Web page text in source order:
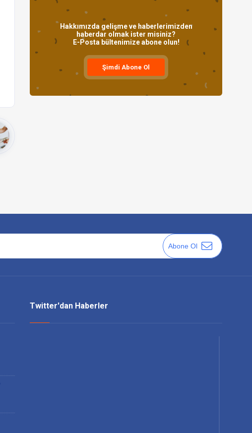
Hakkımızda gelişme ve haberlerimizden
haberdar olmak ister misiniz?
E-Posta bültenimize abone olun!
Şimdi Abone Ol
Abone Ol
Twitter'dan Haberler